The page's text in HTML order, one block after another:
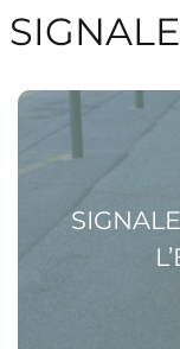
Voir la page